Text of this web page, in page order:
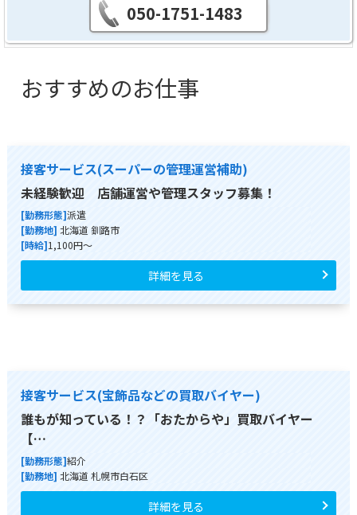
050-1751-1483
おすすめのお仕事
接客サービス(スーパーの管理運営補助)
未経験歓迎 店舗運営や管理スタッフ募集！
[勤務形態]派遣
[勤務地] 北海道 釧路市
[時給]1,100円～
詳細を見る
接客サービス(宝飾品などの買取バイヤー)
誰もが知っている！？「おたからや」買取バイヤー
【…
[勤務形態]紹介
[勤務地] 北海道 札幌市白石区
詳細を見る